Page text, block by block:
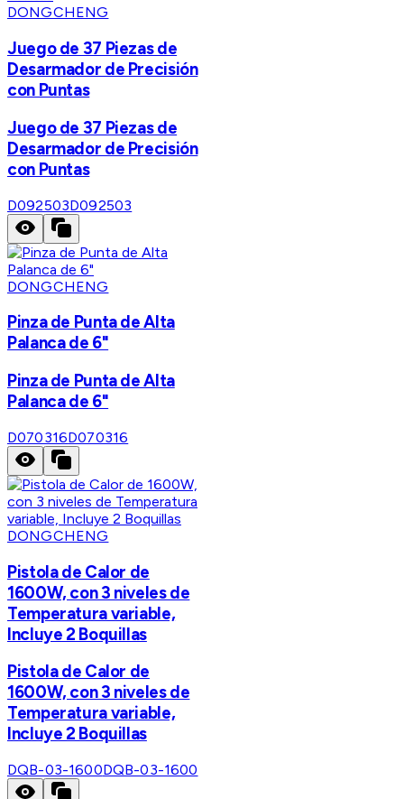
DONGCHENG
Juego de 37 Piezas de
Desarmador de Precisión
con Puntas
Juego de 37 Piezas de
Desarmador de Precisión
con Puntas
D092503D092503
DONGCHENG
Pinza de Punta de Alta
Palanca de 6"
Pinza de Punta de Alta
Palanca de 6"
D070316D070316
DONGCHENG
Pistola de Calor de
1600W, con 3 niveles de
Temperatura variable,
Incluye 2 Boquillas
Pistola de Calor de
1600W, con 3 niveles de
Temperatura variable,
Incluye 2 Boquillas
DQB-03-1600DQB-03-1600